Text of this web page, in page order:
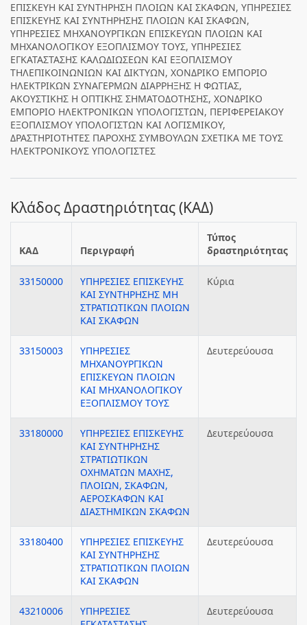
ΕΠΙΣΚΕΥΗ ΚΑΙ ΣΥΝΤΗΡΗΣΗ ΠΛΟΙΩΝ ΚΑΙ ΣΚΑΦΩΝ, ΥΠΗΡΕΣΙΕΣ
ΕΠΙΣΚΕΥΗΣ ΚΑΙ ΣΥΝΤΗΡΗΣΗΣ ΠΛΟΙΩΝ ΚΑΙ ΣΚΑΦΩΝ,
ΥΠΗΡΕΣΙΕΣ ΜΗΧΑΝΟΥΡΓΙΚΩΝ ΕΠΙΣΚΕΥΩΝ ΠΛΟΙΩΝ ΚΑΙ
ΜΗΧΑΝΟΛΟΓΙΚΟΥ ΕΞΟΠΛΙΣΜΟΥ ΤΟΥΣ, ΥΠΗΡΕΣΙΕΣ
ΕΓΚΑΤΑΣΤΑΣΗΣ ΚΑΛΩΔΙΩΣΕΩΝ ΚΑΙ ΕΞΟΠΛΙΣΜΟΥ
ΤΗΛΕΠΙΚΟΙΝΩΝΙΩΝ ΚΑΙ ΔΙΚΤΥΩΝ, ΧΟΝΔΡΙΚΟ ΕΜΠΟΡΙΟ
ΗΛΕΚΤΡΙΚΩΝ ΣΥΝΑΓΕΡΜΩΝ ΔΙΑΡΡΗΞΗΣ Η ΦΩΤΙΑΣ,
ΑΚΟΥΣΤΙΚΗΣ Η ΟΠΤΙΚΗΣ ΣΗΜΑΤΟΔΟΤΗΣΗΣ, ΧΟΝΔΡΙΚΟ
ΕΜΠΟΡΙΟ ΗΛΕΚΤΡΟΝΙΚΩΝ ΥΠΟΛΟΓΙΣΤΩΝ, ΠΕΡΙΦΕΡΕΙΑΚΟΥ
ΕΞΟΠΛΙΣΜΟΥ ΥΠΟΛΟΓΙΣΤΩΝ ΚΑΙ ΛΟΓΙΣΜΙΚΟΥ,
ΔΡΑΣΤΗΡΙΟΤΗΤΕΣ ΠΑΡΟΧΗΣ ΣΥΜΒΟΥΛΩΝ ΣΧΕΤΙΚΑ ΜΕ ΤΟΥΣ
ΗΛΕΚΤΡΟΝΙΚΟΥΣ ΥΠΟΛΟΓΙΣΤΕΣ
Κλάδος Δραστηριότητας (ΚΑΔ)
ΚΑΔ Περιγραφή
Τύπος
δραστηριότητας
33150000
ΥΠΗΡΕΣΙΕΣ ΕΠΙΣΚΕΥΗΣ
ΚΑΙ ΣΥΝΤΗΡΗΣΗΣ ΜΗ
ΣΤΡΑΤΙΩΤΙΚΩΝ ΠΛΟΙΩΝ
ΚΑΙ ΣΚΑΦΩΝ
Κύρια
33150003
ΥΠΗΡΕΣΙΕΣ
ΜΗΧΑΝΟΥΡΓΙΚΩΝ
ΕΠΙΣΚΕΥΩΝ ΠΛΟΙΩΝ
ΚΑΙ ΜΗΧΑΝΟΛΟΓΙΚΟΥ
ΕΞΟΠΛΙΣΜΟΥ ΤΟΥΣ
Δευτερεύουσα
33180000
ΥΠΗΡΕΣΙΕΣ ΕΠΙΣΚΕΥΗΣ
ΚΑΙ ΣΥΝΤΗΡΗΣΗΣ
ΣΤΡΑΤΙΩΤΙΚΩΝ
ΟΧΗΜΑΤΩΝ ΜΑΧΗΣ,
ΠΛΟΙΩΝ, ΣΚΑΦΩΝ,
ΑΕΡΟΣΚΑΦΩΝ ΚΑΙ
ΔΙΑΣΤΗΜΙΚΩΝ ΣΚΑΦΩΝ
Δευτερεύουσα
33180400
ΥΠΗΡΕΣΙΕΣ ΕΠΙΣΚΕΥΗΣ
ΚΑΙ ΣΥΝΤΗΡΗΣΗΣ
ΣΤΡΑΤΙΩΤΙΚΩΝ ΠΛΟΙΩΝ
ΚΑΙ ΣΚΑΦΩΝ
Δευτερεύουσα
43210006
ΥΠΗΡΕΣΙΕΣ
Δευτερεύουσα